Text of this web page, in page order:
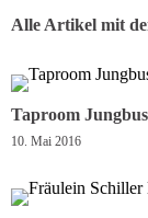
Alle Artikel mit
Taproom
10. Mai 2016